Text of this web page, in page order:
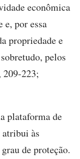
econômica
e, por essa
propriedade e
pelos
223;
plataforma de
às
de proteção.